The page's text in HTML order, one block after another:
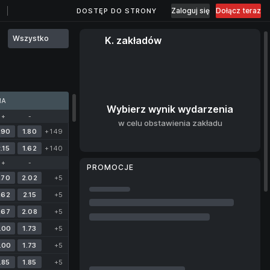
DOSTĘP DO STRONY Zaloguj się Dołącz teraz
Wszystko
+ -
1.80
+149
1.62 +140
+ -
2.02
+5
2.15
+5
2.08
+5
1.73
+5
1.73
+5
1.85
+5
K. zakładów
Wybierz wynik wydarzenia
w celu obstawienia zakładu
PROMOCJE